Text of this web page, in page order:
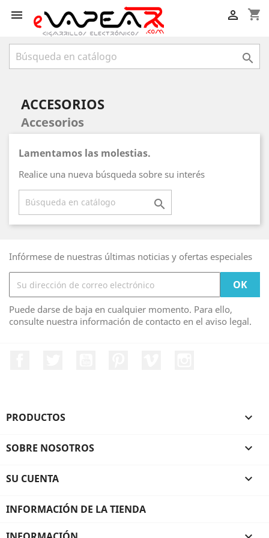
 shopping_cart


ACCESORIOS
Accesorios
Lamentamos las molestias.
Realice una nueva búsqueda sobre su interés

Infórmese de nuestras últimas noticias y ofertas especiales
Puede darse de baja en cualquier momento. Para ello,
consulte nuestra información de contacto en el aviso legal.
PRODUCTOS 
SOBRE NOSOTROS 
SU CUENTA 
INFORMACIÓN DE LA TIENDA